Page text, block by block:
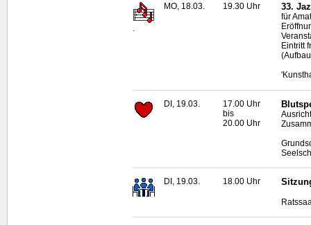
.
MO, 18.03. 19.30 Uhr 33.
für
Eintritt
DI, 19.03.
17.00 Uhr
bis
20.00 Uhr
DI, 19.03. 18.00 Uhr